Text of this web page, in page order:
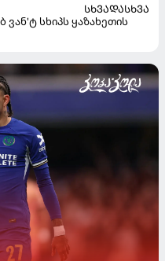
ᲡᲮᲕᲐᲓᲐᲡᲮᲕᲐ
სხიპს ყაზახეთის